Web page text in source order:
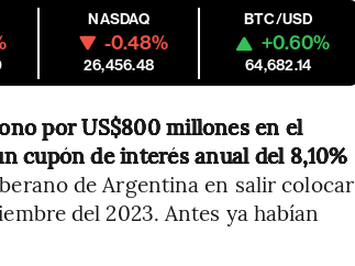
NASDAQ
-0.48%
26,456.48
BTC/USD
+0.60%
64,682.14
por US$800 millones en el
cupón de interés anual del 8,10%
de Argentina en salir colocar
del 2023. Antes ya habían